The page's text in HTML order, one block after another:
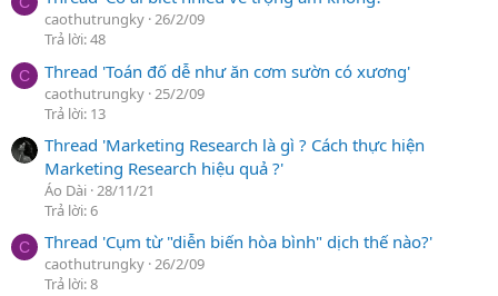
caothutrungky 26/2/09
Trả lời: 48
C Thread 'Toán đố dễ như ăn cơm sườn có xương'
caothutrungky 25/2/09
Trả lời: 13
Thread 'Marketing Research là gì ? Cách thực hiện
Marketing Research hiệu quả ?'
Áo Dài 28/11/21
Trả lời: 6
C Thread 'Cụm từ "diễn biến hòa bình" dịch thế nào?'
caothutrungky 26/2/09
Trả lời: 8